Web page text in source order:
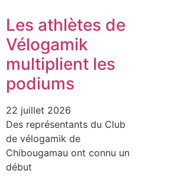
Les athlètes de
Vélogamik
multiplient les
podiums
22 juillet 2026
Des représentants du Club
de vélogamik de
Chibougamau ont connu un
début